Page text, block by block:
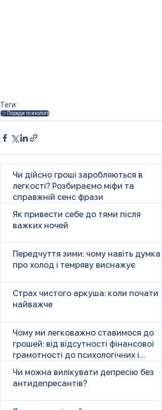
Теги:
👉 Поради психолога
Чи дійсно гроші заробляються в
легкості? Розбираємо міфи та
справжній сенс фрази
Як привести себе до тями після
важких ночей
Передчуття зими: чому навіть думка
про холод і темряву виснажує
Страх чистого аркуша: коли почати
найважче
Чому ми легковажно ставимося до
грошей: від відсутності фінансової
грамотності до психологічних і
Чи можна вилікувати депресію без
антидепресантів?